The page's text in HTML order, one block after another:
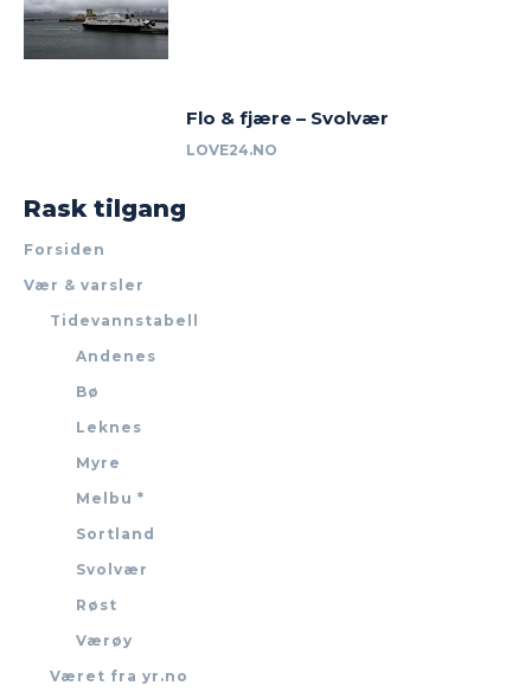
Flo & fjære – Svolvær
LOVE24.NO
Rask tilgang
Forsiden
Vær & varsler
Tidevannstabell
Andenes
Bø
Leknes
Myre
Melbu *
Sortland
Svolvær
Røst
Værøy
Været fra yr.no